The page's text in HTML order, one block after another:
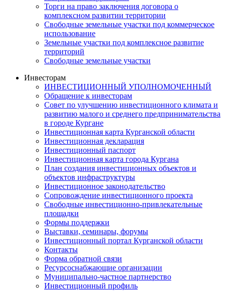
Торги на право заключения договора о
комплексном развитии территории
Свободные земельные участки под коммерческое
использование
Земельные участки под комплексное развитие
территорий
Свободные земельные участки
Инвесторам
ИНВЕСТИЦИОННЫЙ УПОЛНОМОЧЕННЫЙ
Обращение к инвесторам
Совет по улучшению инвестиционного климата и
развитию малого и среднего предпринимательства
в городе Кургане
Инвестиционная карта Курганской области
Инвестиционная декларация
Инвестиционный паспорт
Инвестиционная карта города Кургана
План создания инвестиционных объектов и
объектов инфраструктуры
Инвестиционное законодательство
Сопровождение инвестиционного проекта
Свободные инвестиционно-привлекательные
площадки
Формы поддержки
Выставки, семинары, форумы
Инвестиционный портал Курганской области
Контакты
Форма обратной связи
Ресурсоснабжающие организации
Муниципально-частное партнерство
Инвестиционный профиль